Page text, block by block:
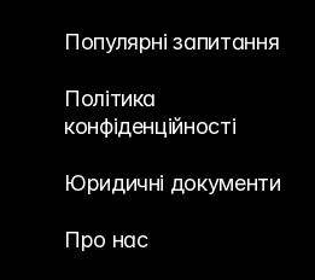
Популярні запитання
Політика
конфіденційності
Юридичні документи
Про нас